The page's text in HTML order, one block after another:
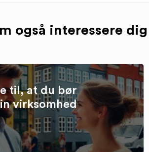
også interessere dig
til, at du bør
virksomhed